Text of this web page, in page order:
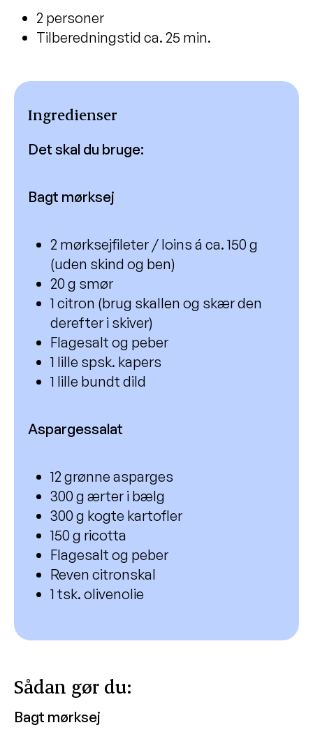
2 personer
Tilberedningstid ca. 25 min.
Ingredienser
Det skal du bruge:
Bagt mørksej
2 mørksejfileter / loins á ca. 150 g
(uden skind og ben)
20 g smør
1 citron (brug skallen og skær den
derefter i skiver)
Flagesalt og peber
1 lille spsk. kapers
1 lille bundt dild
Aspargessalat
12 grønne asparges
300 g ærter i bælg
300 g kogte kartofler
150 g ricotta
Flagesalt og peber
Reven citronskal
1 tsk. olivenolie
Sådan gør du:
Bagt mørksej